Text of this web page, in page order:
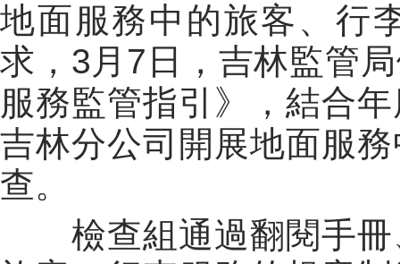
地面服務中的旅客、行
求，3月7日，吉林監管
服務監管指引》，結合
吉林分公司開展地面服
查。
檢查組通過翻閱手冊